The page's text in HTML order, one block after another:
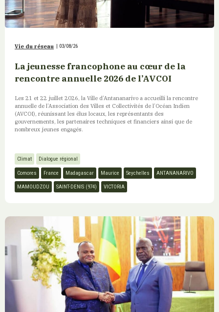
Vie du réseau 03/08/26
La jeunesse francophone au cœur de la
rencontre annuelle 2026 de l’AVCOI
Les 21 et 22 juillet 2026, la Ville d’Antananarivo a accueilli la rencontre
annuelle de l’Association des Villes et Collectivités de l’Océan Indien
(AVCOI), réunissant les élus locaux, les représentants des
gouvernements, les partenaires techniques et financiers ainsi que de
nombreux jeunes engagés.
Climat Dialogue régional
Comores France Madagascar Maurice Seychelles ANTANANARIVO
MAMOUDZOU SAINT-DENIS (974) VICTORIA